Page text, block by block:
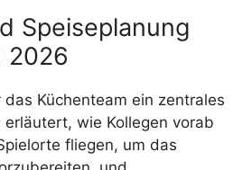
Speiseplanung
2026
Küchenteam ein zentrales
erläutert, wie Kollegen vorab
fliegen, um das